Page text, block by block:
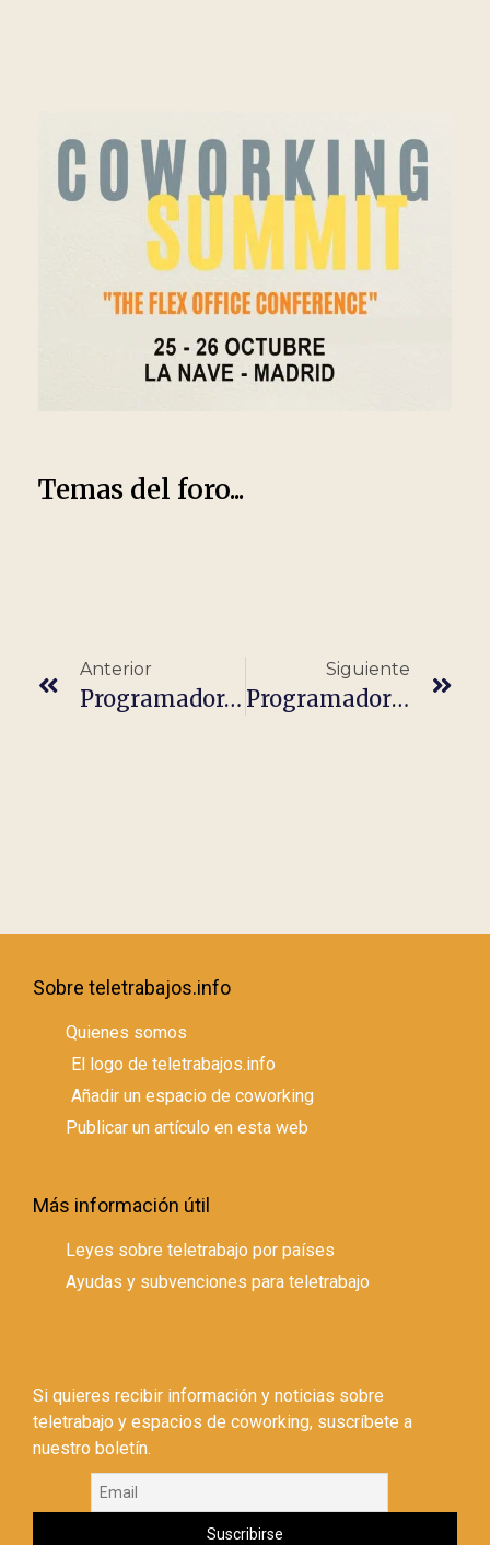
Temas del foro...
Anterior
Programador/a Java (100% Teletrabajo)
Siguiente
Programador Full Stack 100% Teletrabajo
Sobre teletrabajos.info
Quienes somos
El logo de teletrabajos.info
Añadir un espacio de coworking
Publicar un artículo en esta web
Más información útil
Leyes sobre teletrabajo por países
Ayudas y subvenciones para teletrabajo
Si quieres recibir información y noticias sobre
teletrabajo y espacios de coworking, suscríbete a
nuestro boletín.